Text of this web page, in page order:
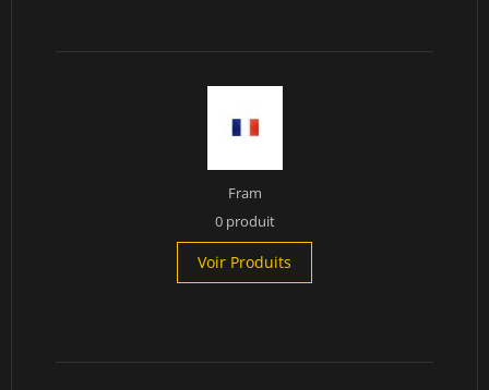
Fram
0 produit
Voir Produits